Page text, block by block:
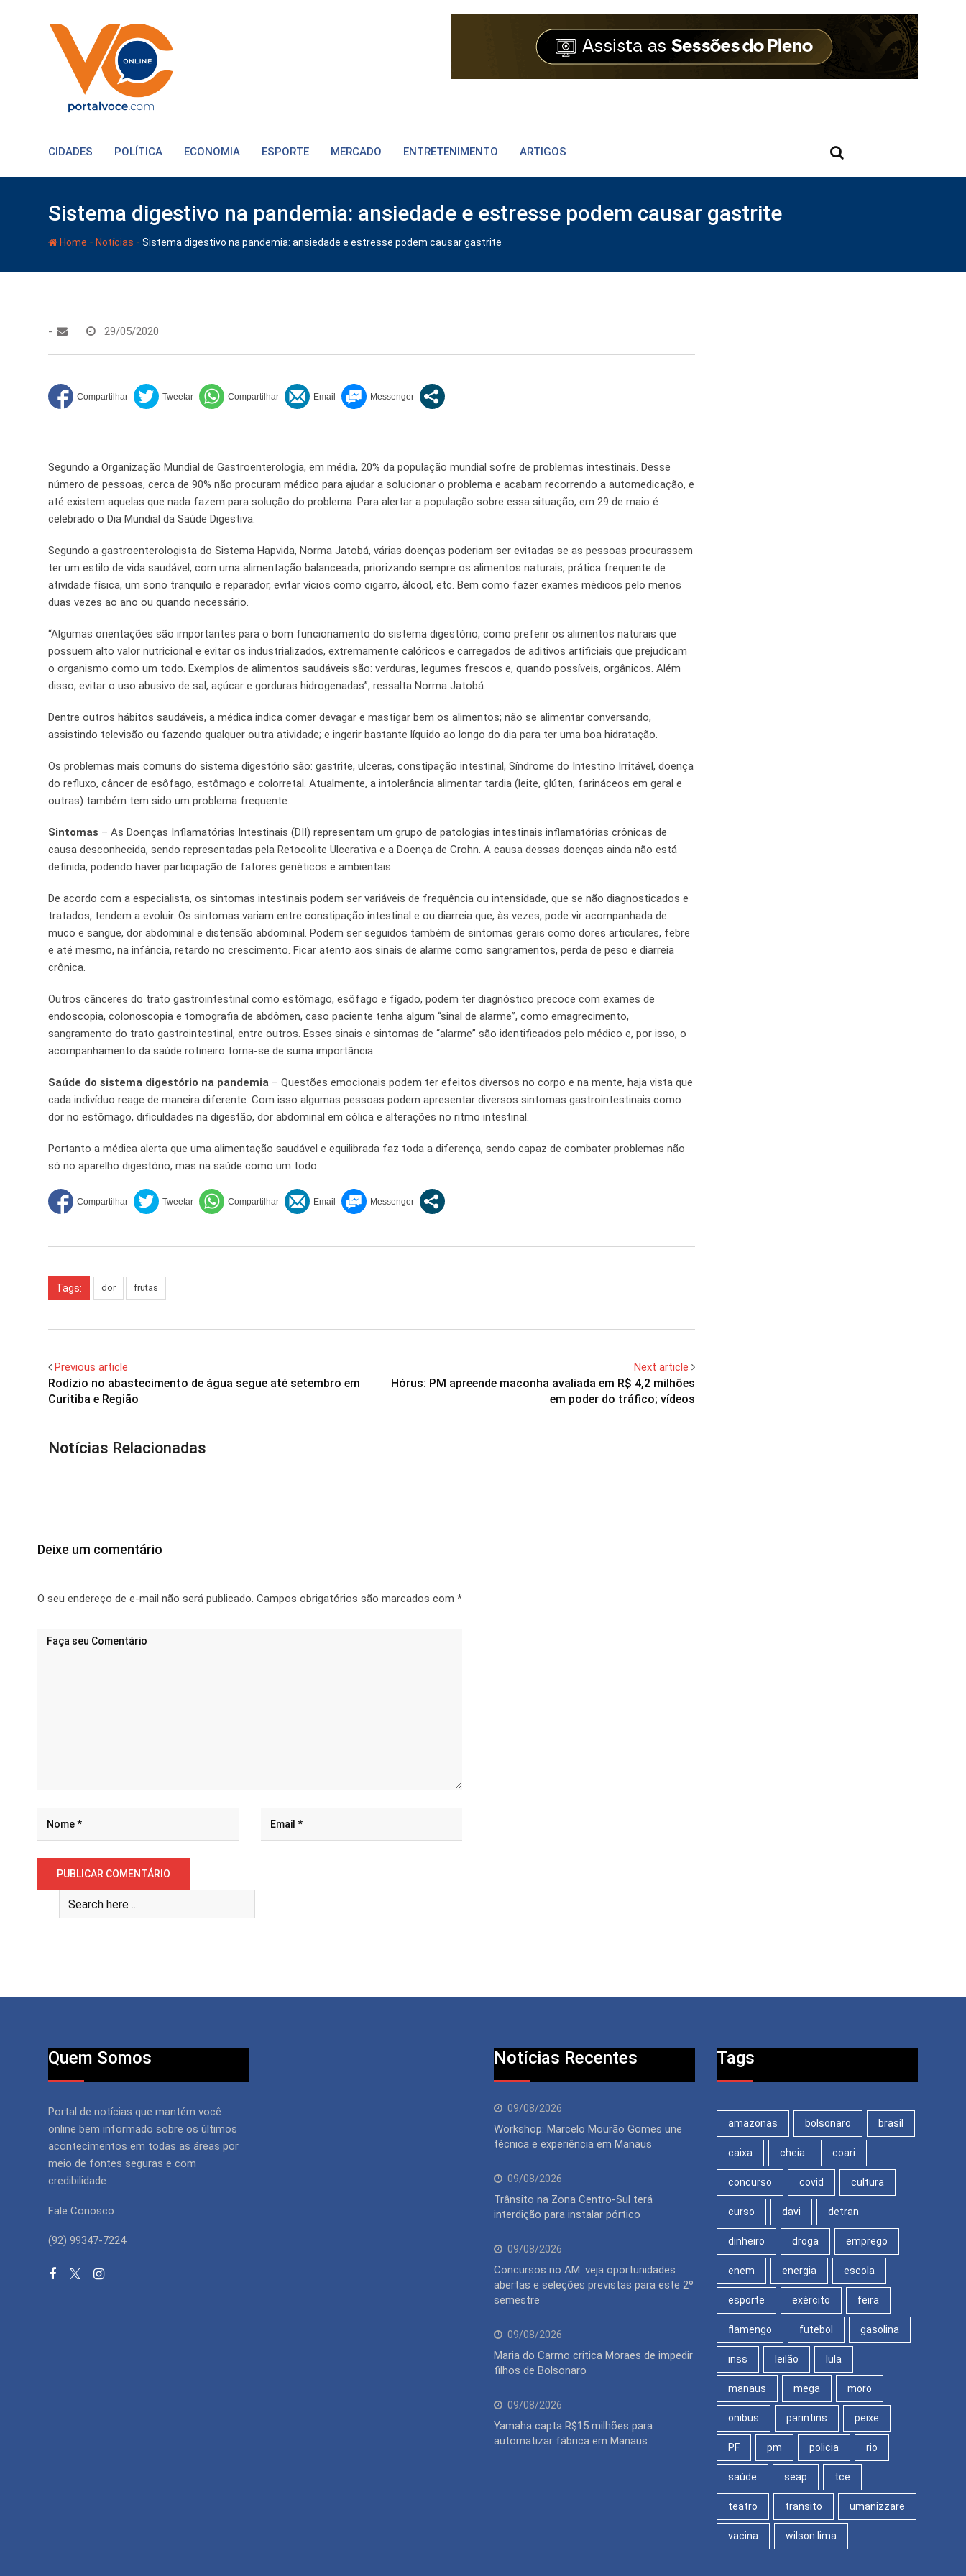
CIDADES POLÍTICA ECONOMIA ESPORTE MERCADO ENTRETENIMENTO ARTIGOS
Sistema digestivo na pandemia: ansiedade e estresse podem causar gastrite
Home - Notícias - Sistema digestivo na pandemia: ansiedade e estresse podem causar gastrite
- 29/05/2020
Segundo a Organização Mundial de Gastroenterologia, em média, 20% da população mundial sofre de problemas intestinais. Desse
número de pessoas, cerca de 90% não procuram médico para ajudar a solucionar o problema e acabam recorrendo a automedicação, e
até existem aquelas que nada fazem para solução do problema. Para alertar a população sobre essa situação, em 29 de maio é
celebrado o Dia Mundial da Saúde Digestiva.
Segundo a gastroenterologista do Sistema Hapvida, Norma Jatobá, várias doenças poderiam ser evitadas se as pessoas procurassem
ter um estilo de vida saudável, com uma alimentação balanceada, priorizando sempre os alimentos naturais, prática frequente de
atividade física, um sono tranquilo e reparador, evitar vícios como cigarro, álcool, etc. Bem como fazer exames médicos pelo menos
duas vezes ao ano ou quando necessário.
“Algumas orientações são importantes para o bom funcionamento do sistema digestório, como preferir os alimentos naturais que
possuem alto valor nutricional e evitar os industrializados, extremamente calóricos e carregados de aditivos artificiais que prejudicam
o organismo como um todo. Exemplos de alimentos saudáveis são: verduras, legumes frescos e, quando possíveis, orgânicos. Além
disso, evitar o uso abusivo de sal, açúcar e gorduras hidrogenadas”, ressalta Norma Jatobá.
Dentre outros hábitos saudáveis, a médica indica comer devagar e mastigar bem os alimentos; não se alimentar conversando,
assistindo televisão ou fazendo qualquer outra atividade; e ingerir bastante líquido ao longo do dia para ter uma boa hidratação.
Os problemas mais comuns do sistema digestório são: gastrite, ulceras, constipação intestinal, Síndrome do Intestino Irritável, doença
do refluxo, câncer de esôfago, estômago e colorretal. Atualmente, a intolerância alimentar tardia (leite, glúten, farináceos em geral e
outras) também tem sido um problema frequente.
Sintomas – As Doenças Inflamatórias Intestinais (DII) representam um grupo de patologias intestinais inflamatórias crônicas de
causa desconhecida, sendo representadas pela Retocolite Ulcerativa e a Doença de Crohn. A causa dessas doenças ainda não está
definida, podendo haver participação de fatores genéticos e ambientais.
De acordo com a especialista, os sintomas intestinais podem ser variáveis de frequência ou intensidade, que se não diagnosticados e
tratados, tendem a evoluir. Os sintomas variam entre constipação intestinal e ou diarreia que, às vezes, pode vir acompanhada de
muco e sangue, dor abdominal e distensão abdominal. Podem ser seguidos também de sintomas gerais como dores articulares, febre
e até mesmo, na infância, retardo no crescimento. Ficar atento aos sinais de alarme como sangramentos, perda de peso e diarreia
crônica.
Outros cânceres do trato gastrointestinal como estômago, esôfago e fígado, podem ter diagnóstico precoce com exames de
endoscopia, colonoscopia e tomografia de abdômen, caso paciente tenha algum “sinal de alarme”, como emagrecimento,
sangramento do trato gastrointestinal, entre outros. Esses sinais e sintomas de “alarme” são identificados pelo médico e, por isso, o
acompanhamento da saúde rotineiro torna-se de suma importância.
Saúde do sistema digestório na pandemia – Questões emocionais podem ter efeitos diversos no corpo e na mente, haja vista que
cada indivíduo reage de maneira diferente. Com isso algumas pessoas podem apresentar diversos sintomas gastrointestinais como
dor no estômago, dificuldades na digestão, dor abdominal em cólica e alterações no ritmo intestinal.
Portanto a médica alerta que uma alimentação saudável e equilibrada faz toda a diferença, sendo capaz de combater problemas não
só no aparelho digestório, mas na saúde como um todo.
Tags: dor frutas
Previous article
Rodízio no abastecimento de água segue até setembro em
Curitiba e Região
Next article
Hórus: PM apreende maconha avaliada em R$ 4,2 milhões
em poder do tráfico; vídeos
Notícias Relacionadas
Deixe um comentário
O seu endereço de e-mail não será publicado. Campos obrigatórios são marcados com *
Quem Somos
Portal de notícias que mantém você
online bem informado sobre os últimos
acontecimentos em todas as áreas por
meio de fontes seguras e com
credibilidade
Fale Conosco
(92) 99347-7224
Notícias Recentes
09/08/2026
Workshop: Marcelo Mourão Gomes une
técnica e experiência em Manaus
09/08/2026
Trânsito na Zona Centro-Sul terá
interdição para instalar pórtico
09/08/2026
Concursos no AM: veja oportunidades
abertas e seleções previstas para este 2º
semestre
09/08/2026
Maria do Carmo critica Moraes de impedir
filhos de Bolsonaro
09/08/2026
Yamaha capta R$15 milhões para
automatizar fábrica em Manaus
Tags
amazonas bolsonaro brasil
caixa cheia coari
concurso covid cultura
curso davi detran
dinheiro droga emprego
enem energia escola
esporte exército feira
flamengo futebol gasolina
inss leilão lula
manaus mega moro
onibus parintins peixe
PF pm policia rio
saúde seap tce
teatro transito umanizzare
vacina wilson lima